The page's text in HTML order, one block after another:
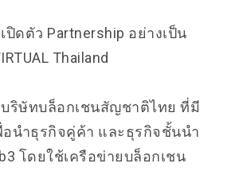
ปิดตัว Partnership อย่างเป็น
Thailand
บริษัทบล็อกเชนสัญชาติไทย ที่มี
นำธุรกิจคู่ค้า และธุรกิจชั้นนำ
โดยใช้เครือข่ายบล็อกเชน